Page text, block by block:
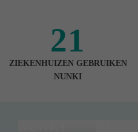
21
ZIEKENHUIZEN GEBRUIKEN
NUNKI